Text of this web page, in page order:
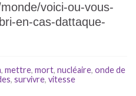
voici-ou-vous-
en-cas-dattaque-
, mettre, mort, nucléaire, onde de
, survivre, vitesse